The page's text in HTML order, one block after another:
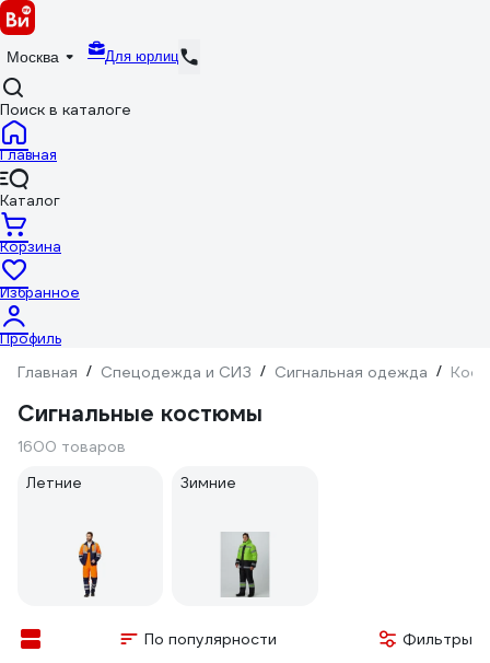
Москва Для юрлиц
Поиск в каталоге
Главная
Каталог
Корзина
Избранное
Профиль
Главная / Спецодежда и СИЗ / Сигнальная одежда /
Сигнальные костюмы
1600 товаров
Летние Зимние
По популярности Фильтры